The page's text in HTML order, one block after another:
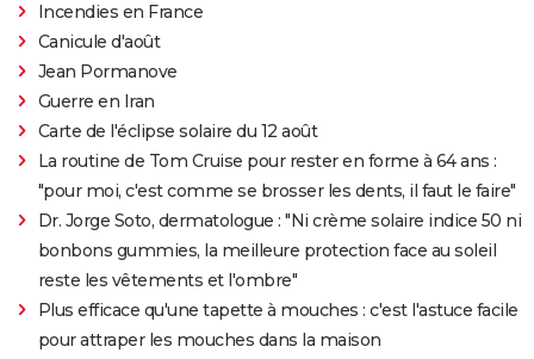
Incendies en France
Canicule d'août
Jean Pormanove
Guerre en Iran
Carte de l'éclipse solaire du 12 août
La routine de Tom Cruise pour rester en forme à 64 ans :
"pour moi, c'est comme se brosser les dents, il faut le faire"
Dr. Jorge Soto, dermatologue : "Ni crème solaire indice 50 ni
bonbons gummies, la meilleure protection face au soleil
reste les vêtements et l'ombre"
Plus efficace qu'une tapette à mouches : c'est l'astuce facile
pour attraper les mouches dans la maison